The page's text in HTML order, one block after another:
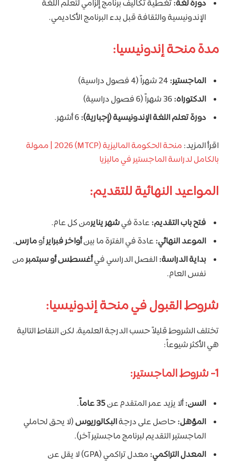
دورة لغة:تغطية تكاليف برنامج إلزامي لتعلم اللغة
الإندونيسية والثقافة قبل بدء البرنامج الأكاديمي.
مدة منحة إندونيسيا:
الماجستير:
الدكتوراه:
دورة تعلم اللغة الإندونيسية (إجبارية):
اقرأ المزيد:
منحة الحكومة الماليزية (MTCP) 2026 | ممولة
بالكامل لدراسة الماجستير في ماليزيا
المواعيد النهائية للتقديم:
فتح باب التقديم: عادة فيشهر ينايرمن كل عام.
الموعد النهائي: عادة في الفترة ما بينأواخر فبرايرأومارس.
بداية الدراسة: الفصل الدراسي فيأغسطس أو سبتمبرمن
نفس العام.
شروط القبول في منحة إندونيسيا:
تختلف الشروط قليلاً حسب الدرجة العلمية، لكن النقاط التالية
هي الأكثر شيوعاً:
1- شروط الماجستير:
السن:ألا يزيد عمر المتقدم عن35 عاماً
.
المؤهل: حاصل على درجةالبكالوريوس(لا يحق لحاملي
الماجستير التقديم لبرنامج ماجستير آخر).
المعدل التراكمي: معدل تراكمي (GPA) لا يقل عن